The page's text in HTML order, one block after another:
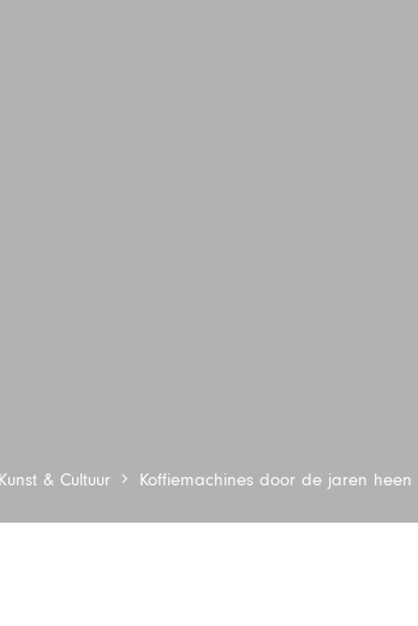
& Cultuur Koffiemachines door de jaren heen